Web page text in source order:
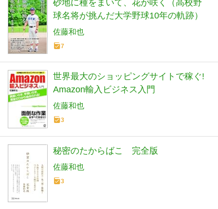
砂地に種をまいて、花が咲く（高校野
球名将が挑んだ大学野球10年の軌跡）
佐藤和也
7
世界最大のショッピングサイトで稼ぐ!
Amazon輸入ビジネス入門
佐藤和也
3
秘密のたからばこ 完全版
佐藤和也
3